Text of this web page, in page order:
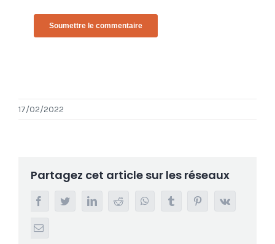
17/02/2022
Partagez cet article sur les réseaux
FacebookTwitterLinkedInRedditWhatsappTumblr PinterestVk
Email